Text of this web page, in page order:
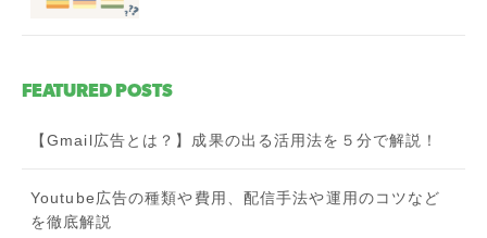
FEATURED POSTS
【Gmail広告とは？】成果の出る活用法を５分で解説！
Youtube広告の種類や費用、配信手法や運用のコツなど
を徹底解説